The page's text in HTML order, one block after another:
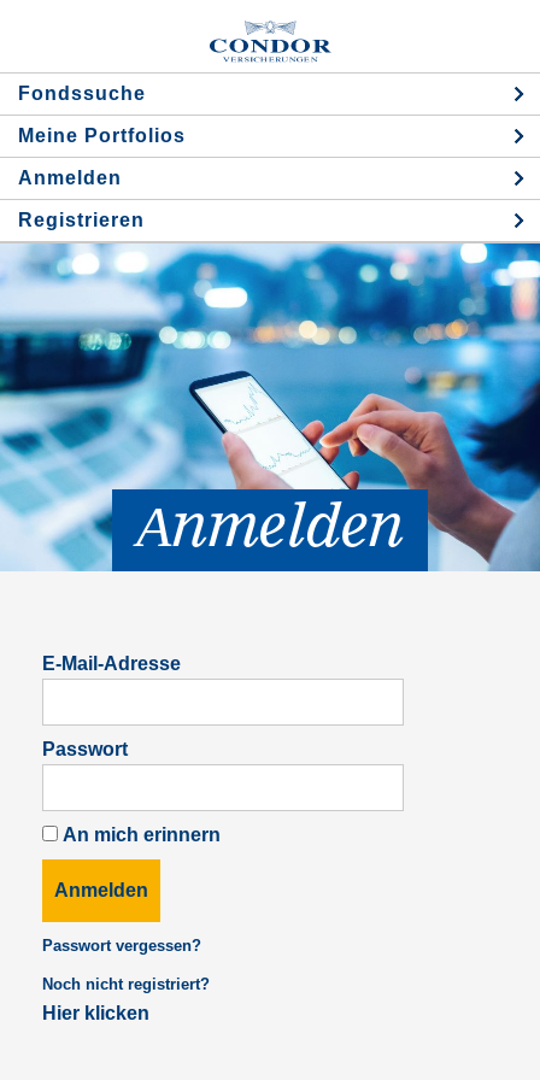
Fondssuche
Meine Portfolios
Аnmelden
Registrieren
Аnmelden
E-Mail-Adresse
Passwort
An mich erinnern
Anmelden
Passwort vergessen?
Noch nicht registriert?
Hier klicken